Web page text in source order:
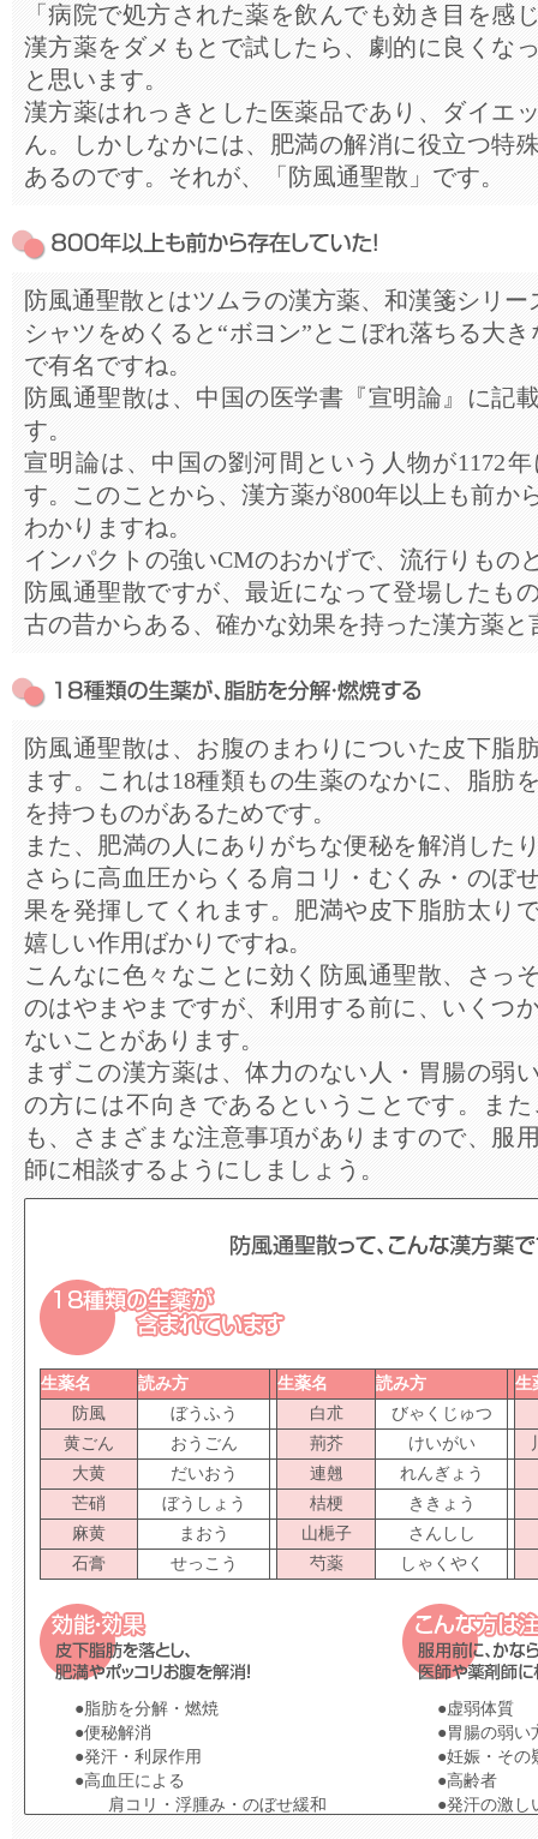
「病院で処方された薬を飲んでも効き目を感
漢方薬をダメもとで試したら、劇的に良くな
と思います。
漢方薬はれっきとした医薬品であり、ダイエ
ん。しかしなかには、肥満の解消に役立つ特
あるのです。それが、「防風通聖散」です。
防風通聖散とはツムラの漢方薬、和漢箋シリー
シャツをめくると“ボヨン”とこぼれ落ちる大
で有名ですね。
防風通聖散は、中国の医学書『宣明論』に記
す。
宣明論は、中国の劉河間という人物が1172
す。このことから、漢方薬が800年以上も前か
わかりますね。
インパクトの強いCMのおかげで、流行りもの
防風通聖散ですが、最近になって登場したも
古の昔からある、確かな効果を持った漢方薬と
防風通聖散は、お腹のまわりについた皮下脂
ます。これは18種類もの生薬のなかに、脂肪
を持つものがあるためです。
また、肥満の人にありがちな便秘を解消した
さらに高血圧からくる肩コリ・むくみ・のぼ
果を発揮してくれます。肥満や皮下脂肪太り
嬉しい作用ばかりですね。
こんなに色々なことに効く防風通聖散、さっ
のはやまやまですが、利用する前に、いくつ
ないことがあります。
まずこの漢方薬は、体力のない人・胃腸の弱
の方には不向きであるということです。ま
も、さまざまな注意事項がありますので、服
師に相談するようにしましょう。
生薬名 読み方 生薬名 読み方
生
防風
ぼうふう 白朮
びゃくじゅつ
黄ごん
おうごん 荊芥 けいがい
大黄
だいおう 連翹
れんぎょう
芒硝
ぼうしょう 桔梗
ききょう
麻黄
まおう 山梔子
さんしし
石膏
せっこう 芍薬 しゃくやく
●脂肪を分解・燃焼
●便秘解消
●発汗・利尿作用
●高血圧による
肩コリ・浮腫み・のぼせ緩和
●虚弱体質
●胃腸の弱い
●妊娠・その
●高齢者
●発汗の激し